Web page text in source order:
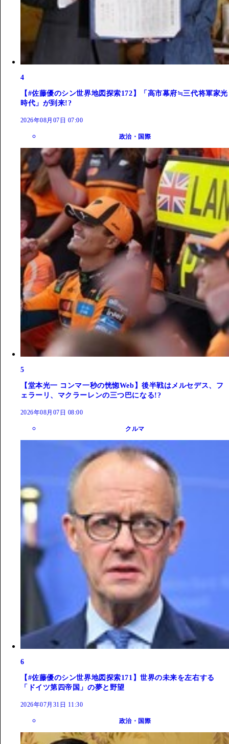
4
【#佐藤優のシン世界地図探索172】「高市幕府≒三代将軍家光
時代」が到来!?
2026年08月07日 07:00
政治・国際
5
【堂本光一 コンマ一秒の恍惚Web】後半戦はメルセデス、フ
ェラーリ、マクラーレンの三つ巴になる!?
2026年08月07日 08:00
クルマ
6
【#佐藤優のシン世界地図探索171】世界の未来を左右する
「ドイツ第四帝国」の夢と野望
2026年07月31日 11:30
政治・国際